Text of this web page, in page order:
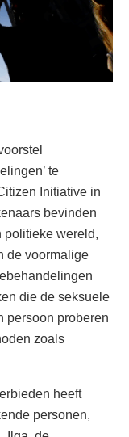
te
Initiative in
bevinden
politieke wereld,
de voormalige
die de seksuele
persoon proberen
zoals
heeft
personen,